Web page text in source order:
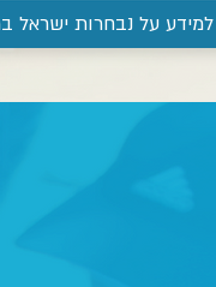
למידע על נבחרות ישראל